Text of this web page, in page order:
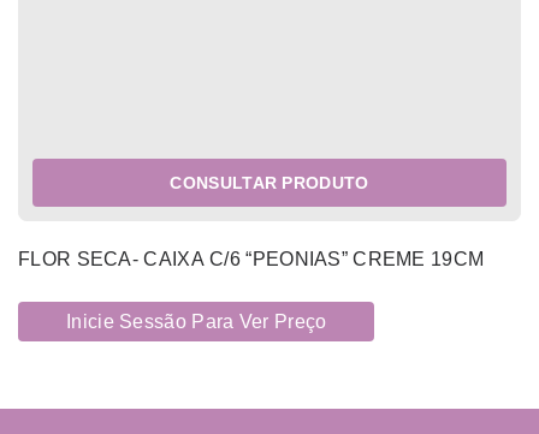
CONSULTAR PRODUTO
FLOR SECA- CAIXA C/6 “PEONIAS” CREME 19CM
Inicie Sessão Para Ver Preço